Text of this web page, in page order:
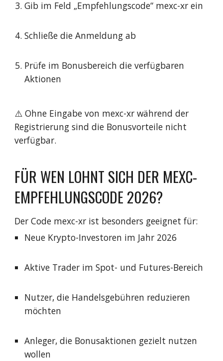
Gib im Feld „Empfehlungscode“ mexc-xr ein
Schließe die Anmeldung ab
Prüfe im Bonusbereich die verfügbaren
Aktionen
⚠️ Ohne Eingabe von mexc-xr während der
Registrierung sind die Bonusvorteile nicht
verfügbar.
FÜR WEN LOHNT SICH DER MEXC-
EMPFEHLUNGSCODE 2026?
Der Code mexc-xr ist besonders geeignet für:
Neue Krypto-Investoren im Jahr 2026
Aktive Trader im Spot- und Futures-Bereich
Nutzer, die Handelsgebühren reduzieren
möchten
Anleger, die Bonusaktionen gezielt nutzen
wollen